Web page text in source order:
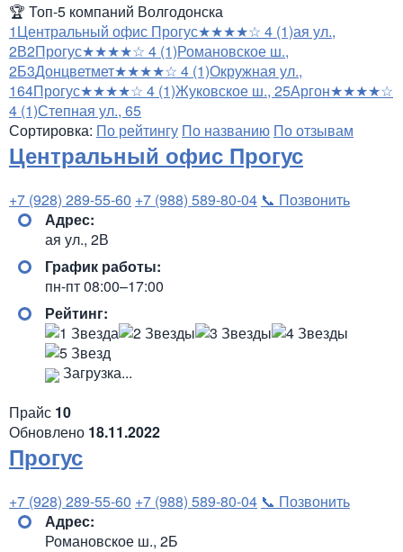
🏆 Топ-5 компаний Волгодонска
1Центральный офис Прогус★★★★☆ 4 (1)ая ул.,
2В2Прогус★★★★☆ 4 (1)Романовское ш.,
2Б3Донцветмет★★★★☆ 4 (1)Окружная ул.,
164Прогус★★★★☆ 4 (1)Жуковское ш., 25Аргон★★★★☆
4 (1)Степная ул., 65
Сортировка: По рейтингу По названию По отзывам
Центральный офис Прогус
+7 (928) 289-55-60 +7 (988) 589-80-04 📞 Позвонить
Адрес:
ая ул., 2В
График работы:
пн-пт 08:00–17:00
Рейтинг:
Загрузка...
Прайс 10
Обновлено 18.11.2022
Прогус
+7 (928) 289-55-60 +7 (988) 589-80-04 📞 Позвонить
Адрес:
Романовское ш., 2Б